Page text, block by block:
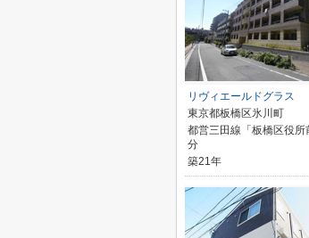
リヴィエールドグラス
東京都板橋区氷川町
都営三田線「板橋区役所
分
築21年